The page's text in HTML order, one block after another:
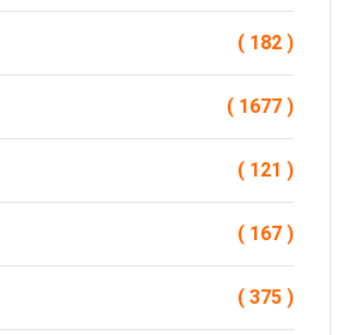
( 182 )
( 1677 )
( 121 )
( 167 )
( 375 )